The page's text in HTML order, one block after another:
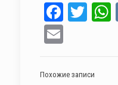
Похожие записи